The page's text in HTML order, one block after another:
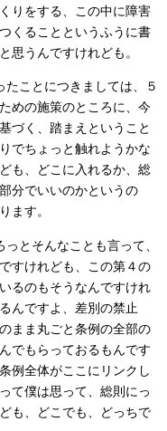
りをする、この中に障害
くることというふうに書
思うんですけれども。
ことにつきましては、５
めの施策のところに、今
づく、踏まえということ
でちょっと触れようかな
も、どこに入れるか、総
分でいいのかというの
ます。
とそんなことも言って、
すけれども、この第４の
るのもそうなんですけれ
んですよ、差別の禁止
まま丸ごと条例の全部の
でもらっておるもんです
例全体がここにリンクし
て僕は思って、総則にっ
も、どこでも、どっちで